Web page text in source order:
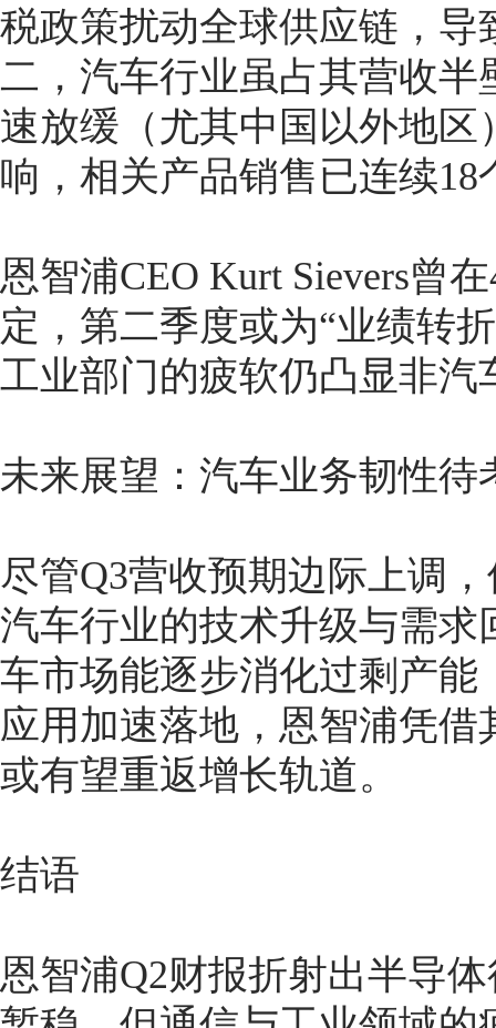
税政策扰动全球供应链，
二，汽车行业虽占其营收
速放缓（尤其中国以外地
响，相关产品销售已连续18
恩智浦CEO Kurt Sievers曾
定，第二季度或为“业绩转
工业部门的疲软仍凸显非汽
未来展望：汽车业务韧性待
尽管Q3营收预期边际上调
汽车行业的技术升级与需
车市场能逐步消化过剩产
应用加速落地，恩智浦凭
或有望重返增长轨道。
结语
恩智浦Q2财报折射出半导